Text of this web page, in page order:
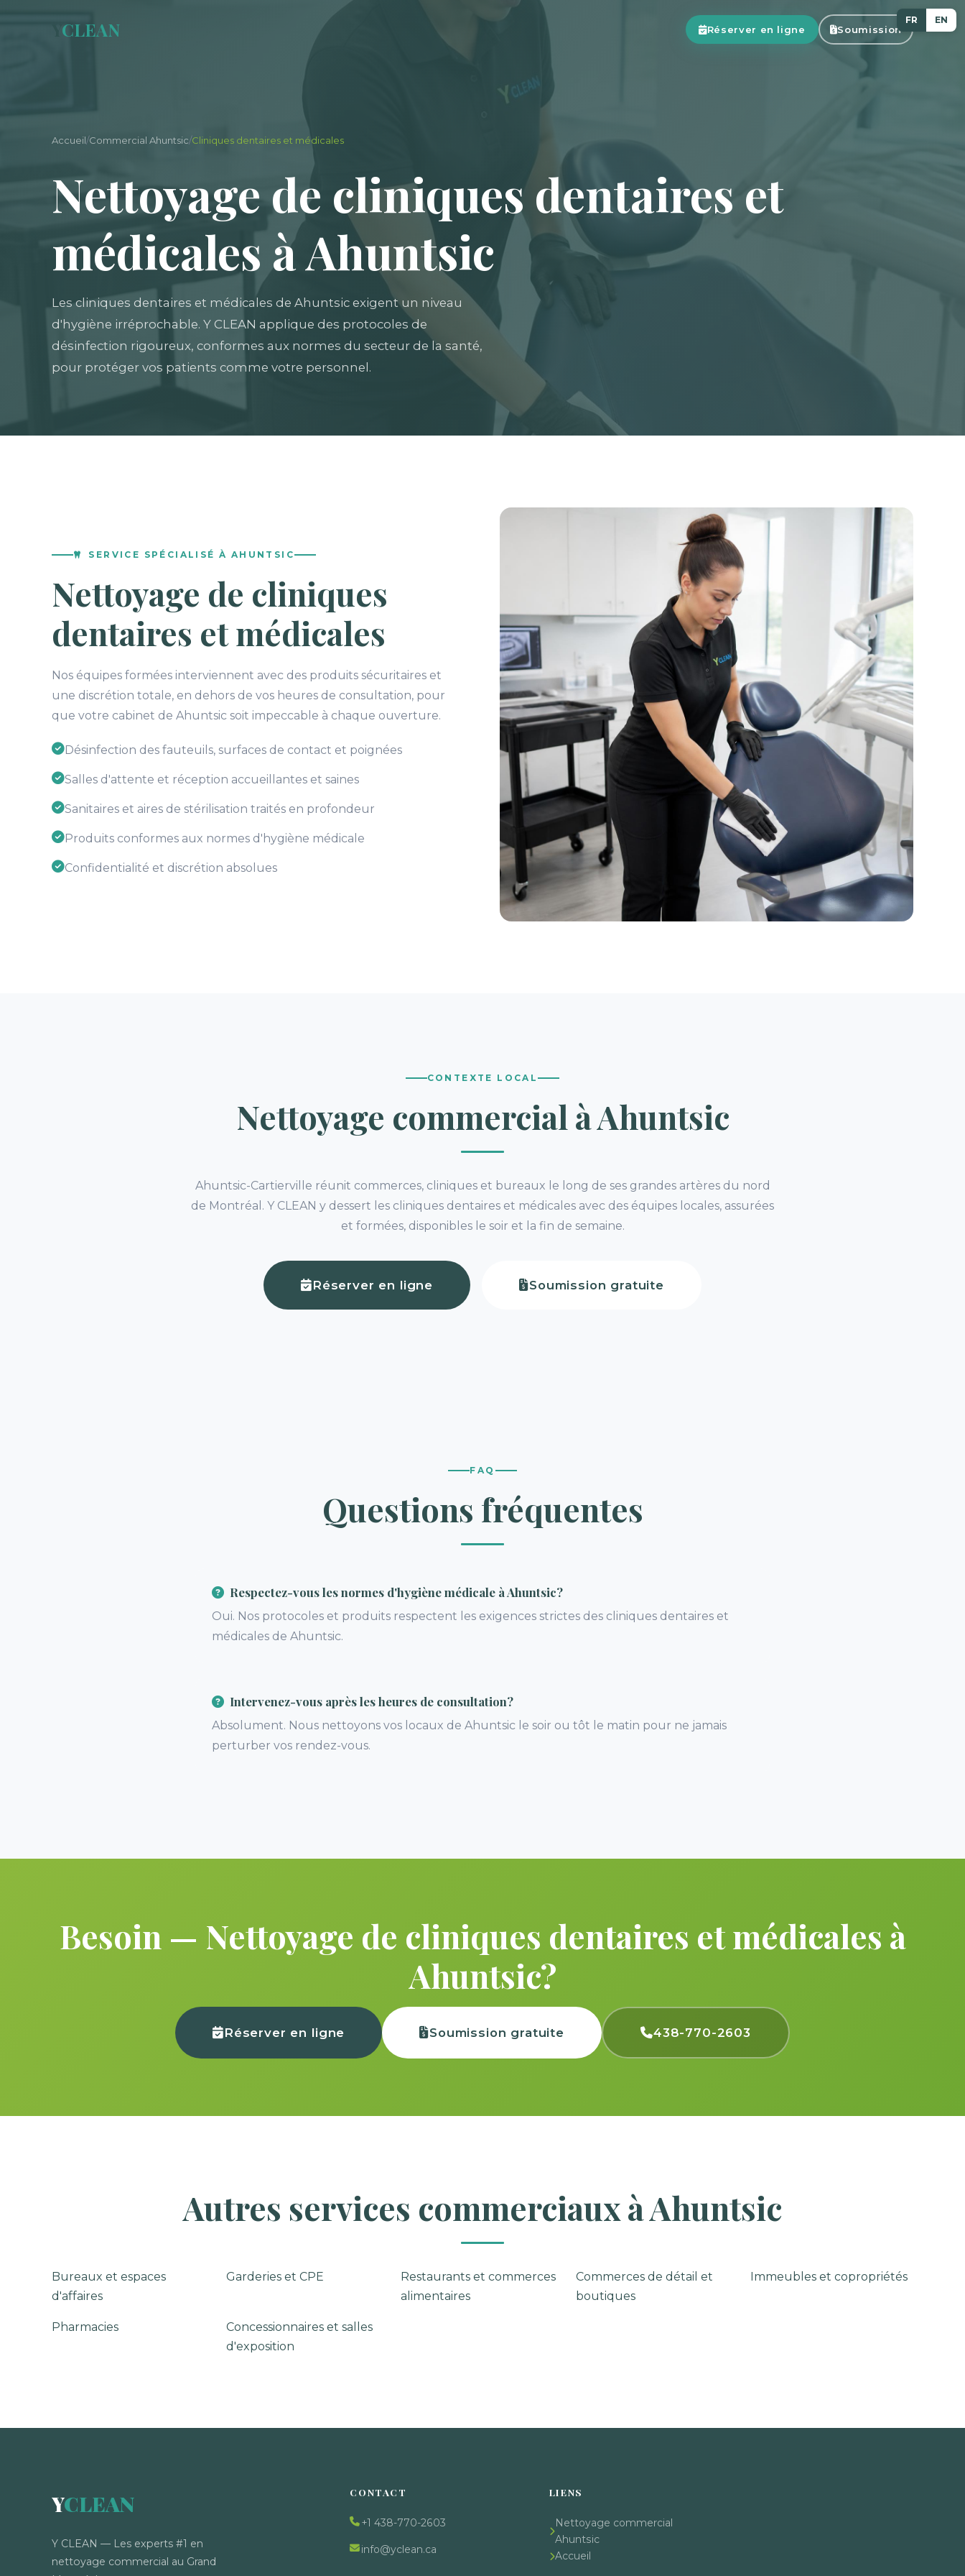
FR EN
CLEAN Réserver en ligne Soumission
Accueil/Commercial Ahuntsic/Cliniques dentaires et médicales
Nettoyage de cliniques dentaires et
médicales à Ahuntsic
Les cliniques dentaires et médicales de Ahuntsic exigent un niveau
d'hygiène irréprochable. Y CLEAN applique des protocoles de
désinfection rigoureux, conformes aux normes du secteur de la santé,
pour protéger vos patients comme votre personnel.
SERVICE SPÉCIALISÉ À AHUNTSIC
Nettoyage de cliniques
dentaires et médicales
Nos équipes formées interviennent avec des produits sécuritaires et
une discrétion totale, en dehors de vos heures de consultation, pour
que votre cabinet de Ahuntsic soit impeccable à chaque ouverture.
Désinfection des fauteuils, surfaces de contact et poignées
Salles d'attente et réception accueillantes et saines
Sanitaires et aires de stérilisation traités en profondeur
Produits conformes aux normes d'hygiène médicale
Confidentialité et discrétion absolues
CONTEXTE LOCAL
Nettoyage commercial à Ahuntsic
Ahuntsic-Cartierville réunit commerces, cliniques et bureaux le long de ses grandes artères du nord
de Montréal. Y CLEAN y dessert les cliniques dentaires et médicales avec des équipes locales, assurées
et formées, disponibles le soir et la fin de semaine.
Réserver en ligne Soumission gratuite
FAQ
Questions fréquentes
Respectez-vous les normes d'hygiène médicale à Ahuntsic?
Oui. Nos protocoles et produits respectent les exigences strictes des cliniques dentaires et
médicales de Ahuntsic.
Intervenez-vous après les heures de consultation?
Absolument. Nous nettoyons vos locaux de Ahuntsic le soir ou tôt le matin pour ne jamais
perturber vos rendez-vous.
Besoin — Nettoyage de cliniques dentaires et médicales à
Ahuntsic?
Réserver en ligne Soumission gratuite 438-770-2603
Autres services commerciaux à Ahuntsic
Bureaux et espaces
d'affaires
Garderies et CPE
Restaurants et commerces
alimentaires
Commerces de détail et
boutiques
Immeubles et copropriétés
Pharmacies
Concessionnaires et salles
d'exposition
YCLEAN
Y CLEAN — Les experts #1 en
nettoyage commercial au Grand
CONTACT
+1 438-770-2603
info@yclean.ca
LIENS
Nettoyage commercial
Ahuntsic
Accueil